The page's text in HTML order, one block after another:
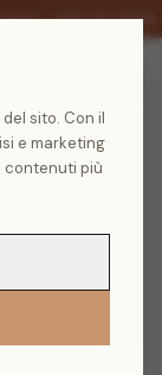
-30% SU TUTTA
sito. Con il
e marketing
contenuti più